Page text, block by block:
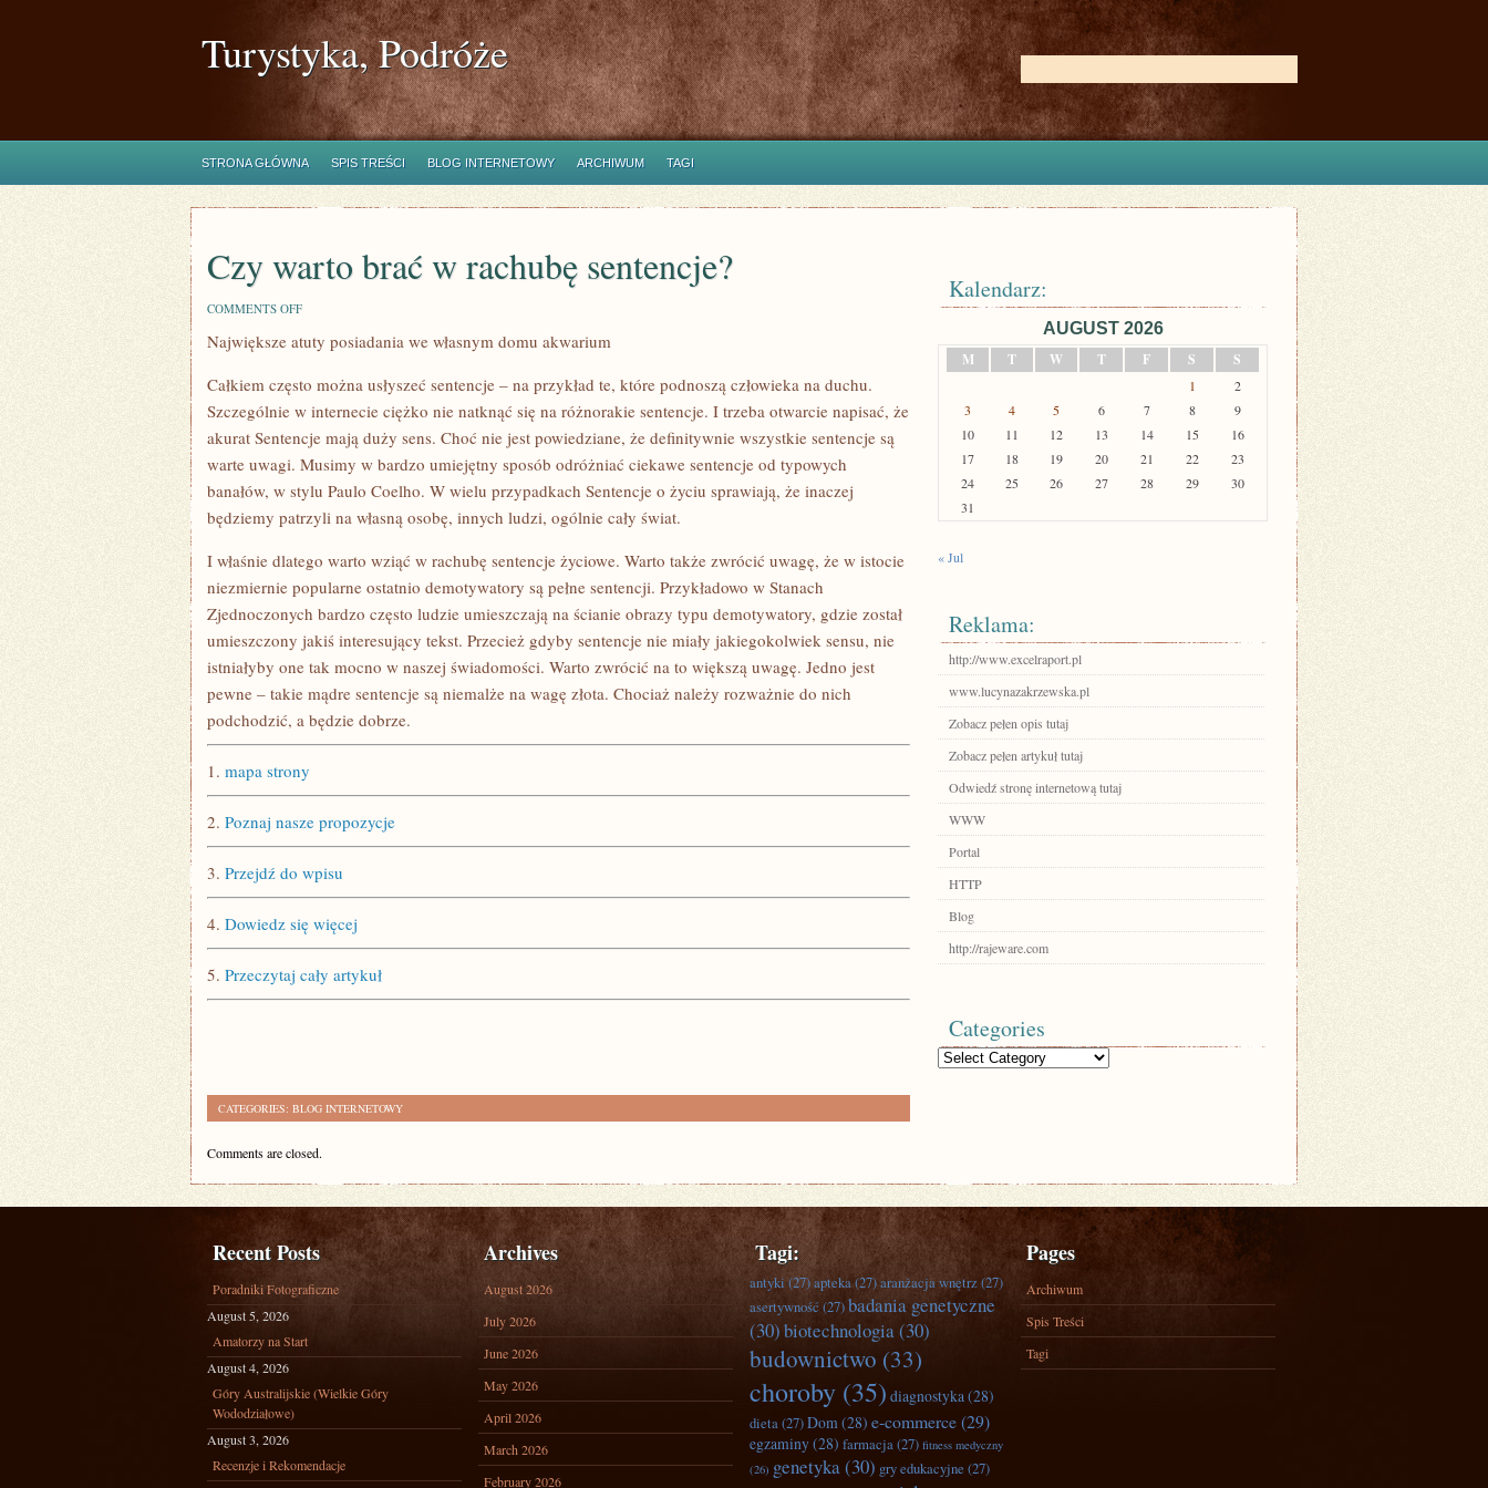
Turystyka, Podróże
STRONA GŁÓWNA SPIS TREŚCI BLOG INTERNETOWY ARCHIWUM TAGI
Czy warto brać w rachubę sentencje?
COMMENTS OFFON
WARTO
BRAĆ
RACHUBĘ
SENTENCJE?
Największe atuty posiadania we własnym domu akwarium
Całkiem często można usłyszeć sentencje – na przykład te, które podnoszą człowieka na duchu.
Szczególnie w internecie ciężko nie natknąć się na różnorakie sentencje. I trzeba otwarcie napisać, że
akurat Sentencje mają duży sens. Choć nie jest powiedziane, że definitywnie wszystkie sentencje są
warte uwagi. Musimy w bardzo umiejętny sposób odróżniać ciekawe sentencje od typowych
banałów, w stylu Paulo Coelho. W wielu przypadkach Sentencje o życiu sprawiają, że inaczej
będziemy patrzyli na własną osobę, innych ludzi, ogólnie cały świat.
I właśnie dlatego warto wziąć w rachubę sentencje życiowe. Warto także zwrócić uwagę, że w istocie
niezmiernie popularne ostatnio demotywatory są pełne sentencji. Przykładowo w Stanach
Zjednoczonych bardzo często ludzie umieszczają na ścianie obrazy typu demotywatory, gdzie został
umieszczony jakiś interesujący tekst. Przecież gdyby sentencje nie miały jakiegokolwiek sensu, nie
istniałyby one tak mocno w naszej świadomości. Warto zwrócić na to większą uwagę. Jedno jest
pewne – takie mądre sentencje są niemalże na wagę złota. Chociaż należy rozważnie do nich
podchodzić, a będzie dobrze.
1. mapa strony
2. Poznaj nasze propozycje
3. Przejdź do wpisu
4. Dowiedz się więcej
5. Przeczytaj cały artykuł
CATEGORIES: BLOG INTERNETOWY
Comments are closed.
Kalendarz:
AUGUST 2026
M
T W T F S S
1
2
3
4 5 6 7 8
9
10
11 12 13 14 15
16
17
18 19 20 21 22
23
24
25 26 27 28 29
30
31
« Jul
Reklama:
http://www.excelraport.pl
www.lucynazakrzewska.pl
Zobacz pełen opis tutaj
Zobacz pełen artykuł tutaj
Odwiedź stronę internetową tutaj
WWW
Portal
HTTP
Blog
http://rajeware.com
Categories
Categories
Recent Posts
Poradniki Fotograficzne
August 5, 2026
Amatorzy na Start
August 4, 2026
Góry Australijskie (Wielkie Góry
Wododziałowe)
August 3, 2026
Recenzje i Rekomendacje
Archives
August 2026
July 2026
June 2026
May 2026
April 2026
March 2026
February 2026
Tagi:
antyki(27)apteka(27)aranżacja wnętrz(27)
asertywność (27)badania genetyczne
(30)biotechnologia(30)
budownictwo (33)
choroby (35) diagnostyka(28)
dieta(27)Dom(28) e-commerce(29)
egzaminy(28) farmacja(27) fitness medyczny
(26) genetyka(30) gry edukacyjne (27)
Pages
Archiwum
Spis Treści
Tagi